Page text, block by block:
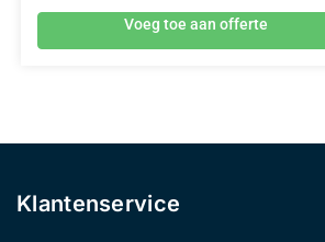
Voeg toe aan offerte
Klantenservice